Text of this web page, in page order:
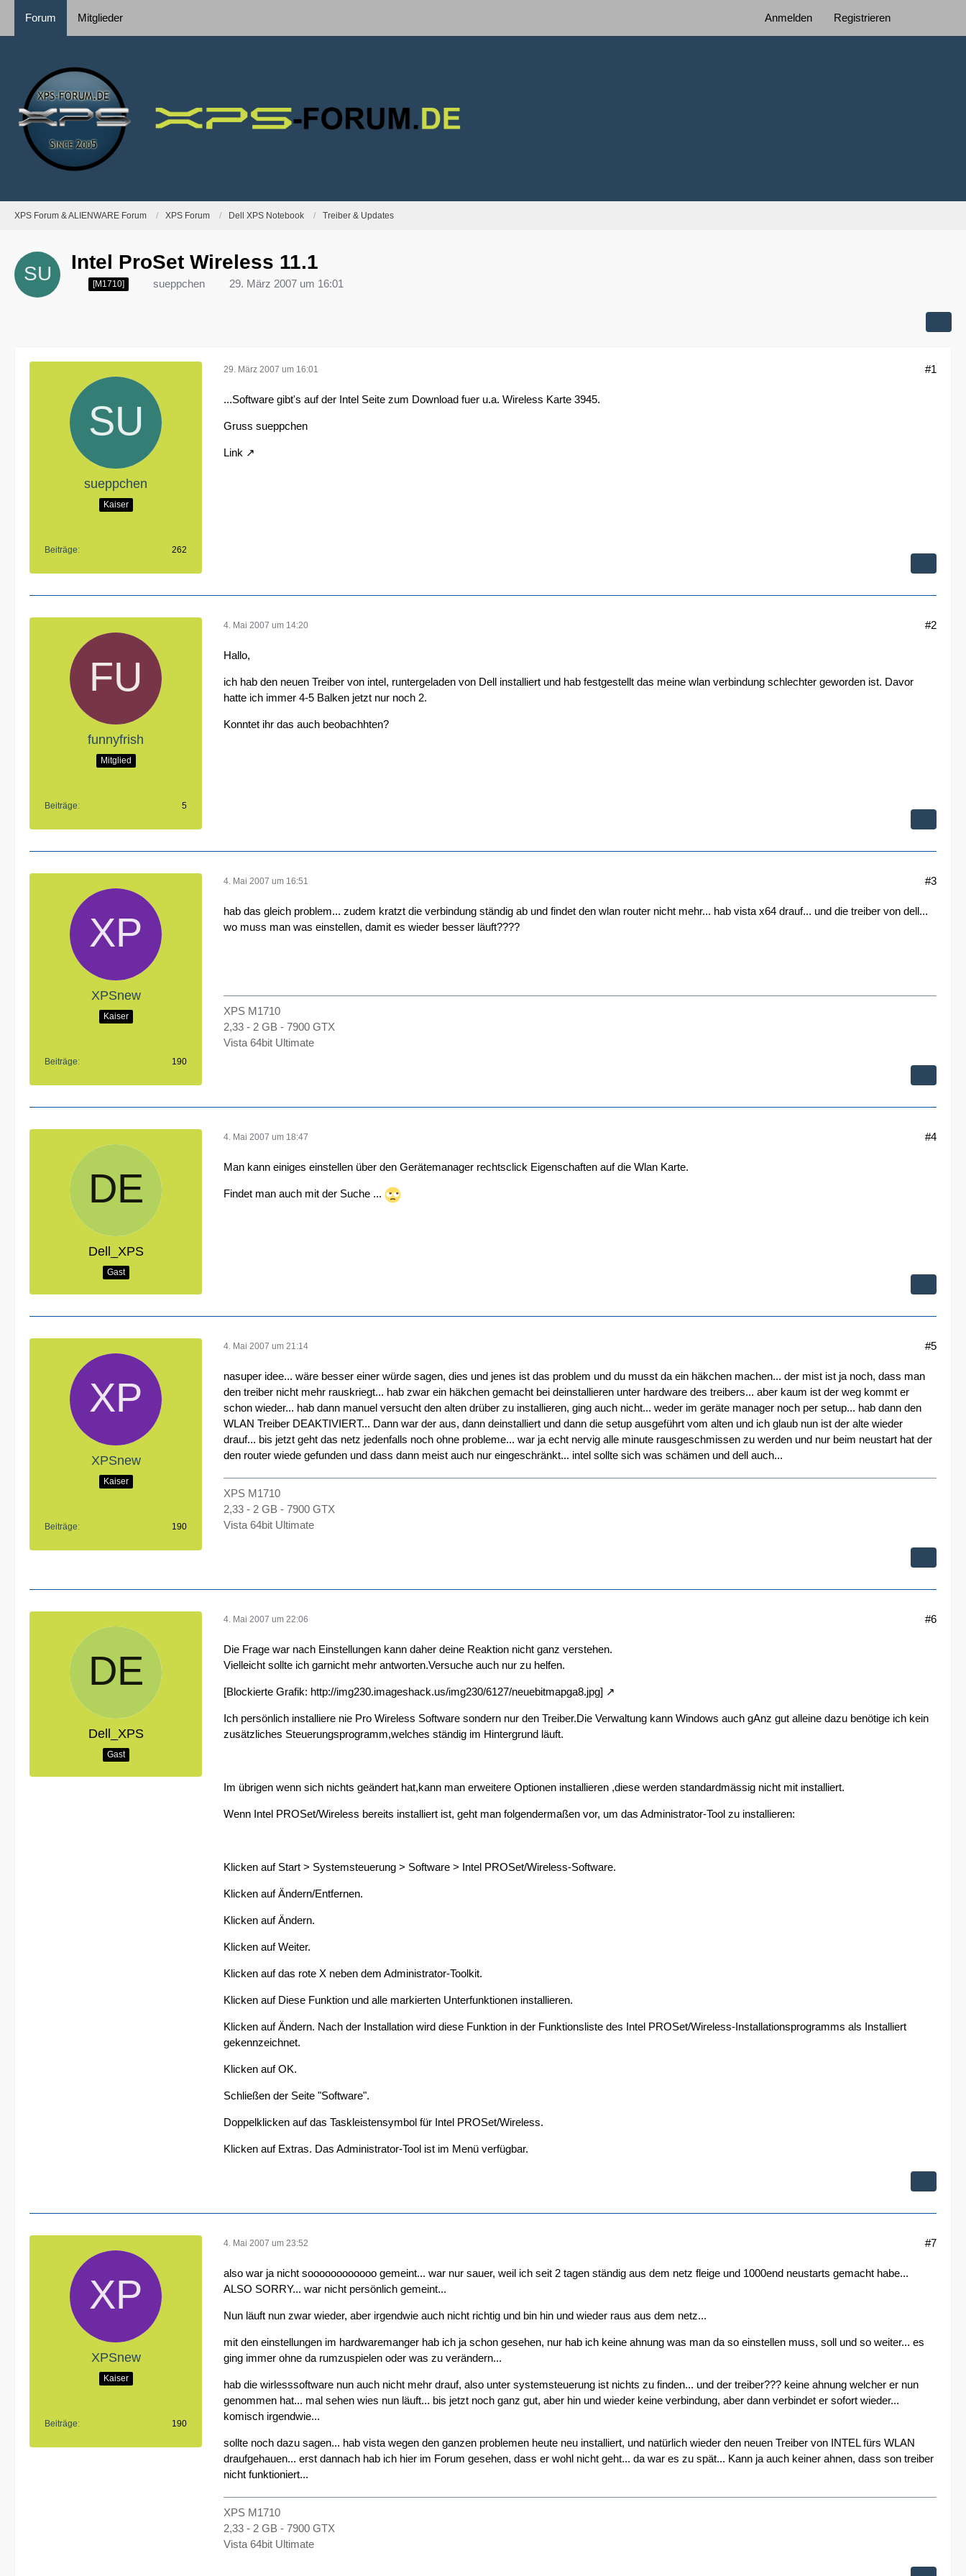
Forum Mitglieder Anmelden Registrieren
XPS Forum & ALIENWARE Forum XPS Forum Dell XPS Notebook Treiber & Updates
Intel ProSet Wireless 11.1
[M1710] sueppchen 29. März 2007 um 16:01
sueppchen
Kaiser
Beiträge 262
29. März 2007 um 16:01 #1
...Software gibt's auf der Intel Seite zum Download fuer u.a. Wireless Karte 3945.
Gruss sueppchen
Link
funnyfrish
Mitglied
Beiträge 5
4. Mai 2007 um 14:20 #2
Hallo,
ich hab den neuen Treiber von intel, runtergeladen von Dell installiert und hab festgestellt das meine wlan verbindung schlechter geworden ist. Davor
hatte ich immer 4-5 Balken jetzt nur noch 2.
Konntet ihr das auch beobachhten?
XPSnew
Kaiser
Beiträge 190
4. Mai 2007 um 16:51 #3
hab das gleich problem... zudem kratzt die verbindung ständig ab und findet den wlan router nicht mehr... hab vista x64 drauf... und die treiber von dell...
wo muss man was einstellen, damit es wieder besser läuft????
XPS M1710
2,33 - 2 GB - 7900 GTX
Vista 64bit Ultimate
Dell_XPS
Gast
4. Mai 2007 um 18:47 #4
Man kann einiges einstellen über den Gerätemanager rechtsclick Eigenschaften auf die Wlan Karte.
Findet man auch mit der Suche ...
XPSnew
Kaiser
Beiträge 190
4. Mai 2007 um 21:14 #5
nasuper idee... wäre besser einer würde sagen, dies und jenes ist das problem und du musst da ein häkchen machen... der mist ist ja noch, dass man
den treiber nicht mehr rauskriegt... hab zwar ein häkchen gemacht bei deinstallieren unter hardware des treibers... aber kaum ist der weg kommt er
schon wieder... hab dann manuel versucht den alten drüber zu installieren, ging auch nicht... weder im geräte manager noch per setup... hab dann den
WLAN Treiber DEAKTIVIERT... Dann war der aus, dann deinstalliert und dann die setup ausgeführt vom alten und ich glaub nun ist der alte wieder
drauf... bis jetzt geht das netz jedenfalls noch ohne probleme... war ja echt nervig alle minute rausgeschmissen zu werden und nur beim neustart hat der
den router wiede gefunden und dass dann meist auch nur eingeschränkt... intel sollte sich was schämen und dell auch...
XPS M1710
2,33 - 2 GB - 7900 GTX
Vista 64bit Ultimate
Dell_XPS
Gast
4. Mai 2007 um 22:06 #6
Die Frage war nach Einstellungen kann daher deine Reaktion nicht ganz verstehen.
Vielleicht sollte ich garnicht mehr antworten.Versuche auch nur zu helfen.
[Blockierte Grafik: http://img230.imageshack.us/img230/6127/neuebitmapga8.jpg]
Ich persönlich installiere nie Pro Wireless Software sondern nur den Treiber.Die Verwaltung kann Windows auch gAnz gut alleine dazu benötige ich kein
zusätzliches Steuerungsprogramm,welches ständig im Hintergrund läuft.
Im übrigen wenn sich nichts geändert hat,kann man erweitere Optionen installieren ,diese werden standardmässig nicht mit installiert.
Wenn Intel PROSet/Wireless bereits installiert ist, geht man folgendermaßen vor, um das Administrator-Tool zu installieren:
Klicken auf Start > Systemsteuerung > Software > Intel PROSet/Wireless-Software.
Klicken auf Ändern/Entfernen.
Klicken auf Ändern.
Klicken auf Weiter.
Klicken auf das rote X neben dem Administrator-Toolkit.
Klicken auf Diese Funktion und alle markierten Unterfunktionen installieren.
Klicken auf Ändern. Nach der Installation wird diese Funktion in der Funktionsliste des Intel PROSet/Wireless-Installationsprogramms als Installiert
gekennzeichnet.
Klicken auf OK.
Schließen der Seite "Software".
Doppelklicken auf das Taskleistensymbol für Intel PROSet/Wireless.
Klicken auf Extras. Das Administrator-Tool ist im Menü verfügbar.
XPSnew
Kaiser
Beiträge 190
4. Mai 2007 um 23:52 #7
also war ja nicht soooooooooooo gemeint... war nur sauer, weil ich seit 2 tagen ständig aus dem netz fleige und 1000end neustarts gemacht habe...
ALSO SORRY... war nicht persönlich gemeint...
Nun läuft nun zwar wieder, aber irgendwie auch nicht richtig und bin hin und wieder raus aus dem netz...
mit den einstellungen im hardwaremanger hab ich ja schon gesehen, nur hab ich keine ahnung was man da so einstellen muss, soll und so weiter... es
ging immer ohne da rumzuspielen oder was zu verändern...
hab die wirlesssoftware nun auch nicht mehr drauf, also unter systemsteuerung ist nichts zu finden... und der treiber??? keine ahnung welcher er nun
genommen hat... mal sehen wies nun läuft... bis jetzt noch ganz gut, aber hin und wieder keine verbindung, aber dann verbindet er sofort wieder...
komisch irgendwie...
sollte noch dazu sagen... hab vista wegen den ganzen problemen heute neu installiert, und natürlich wieder den neuen Treiber von INTEL fürs WLAN
draufgehauen... erst dannach hab ich hier im Forum gesehen, dass er wohl nicht geht... da war es zu spät... Kann ja auch keiner ahnen, dass son treiber
nicht funktioniert...
XPS M1710
2,33 - 2 GB - 7900 GTX
Vista 64bit Ultimate